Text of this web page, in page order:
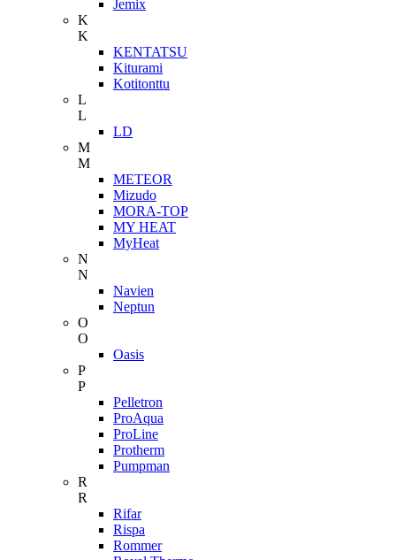
Jemix
K
K
KENTATSU
Kiturami
Kotitonttu
L
L
LD
M
M
METEOR
Mizudo
MORA-TOP
MY HEAT
MyHeat
N
N
Navien
Neptun
O
O
Oasis
P
P
Pelletron
ProAqua
ProLine
Protherm
Pumpman
R
R
Rifar
Rispa
Rommer